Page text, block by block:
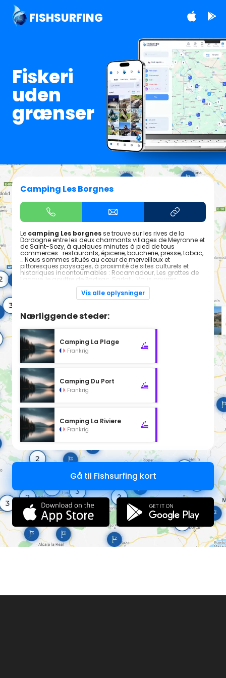
FISHSURFING
Fiskeri
uden
grænser
Camping Les Borgnes
Le camping Les borgnesse trouve sur les rives de la
Dordogne entre les deux charmants villages de Meyronne et
de Saint-Sozy, à quelques minutes à pied de tous
commerces : restaurants, épicerie, boucherie, presse, tabac,
… Nous sommes situés au cœur de merveilleux et
pittoresques paysages, à proximité de sites culturels et
historiques incontournables : Rocamadour, Les grottes de
Lacave, le gouffre de Padirac, Sarlat,… Vous pourrez
descendre la Dordogne en canoë et apprécier les plages
sauvages et les merveilleux paysages qui s’offriront à vous,
parcourir les multiples chemins de randonnée, ou
piscine, et profiter d’un merveilleux panorama. Notre
établissement bilingue comprend un bar (licence IV), un
cadre au plus proche de la nature, qui feront de votre séjour
en camping des vacances réussies ! Que vous soyez
équipé d’une tente, d’une caravane ou que vous occupiez
un de nos mobil-homes pendant votre séjour, nous vous
garantissons un accueil chaleureux et une atmosphère de
détente pure.
Vis alle oplysninger
Nærliggende steder:
Camping La Plage
Frankrig
Camping Du Port
Frankrig
Camping La Riviere
Frankrig
Gå til Fishsurfing kort